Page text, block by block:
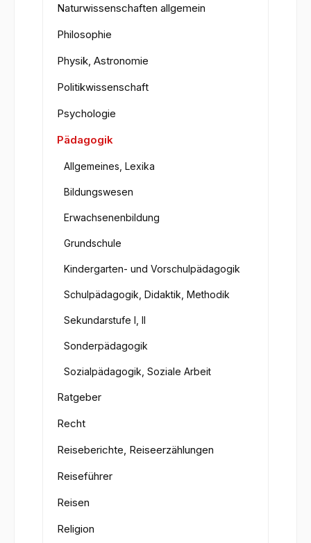
Naturwissenschaften allgemein
Philosophie
Physik, Astronomie
Politikwissenschaft
Psychologie
Pädagogik
Allgemeines, Lexika
Bildungswesen
Erwachsenenbildung
Grundschule
Kindergarten- und Vorschulpädagogik
Schulpädagogik, Didaktik, Methodik
Sekundarstufe I, II
Sonderpädagogik
Sozialpädagogik, Soziale Arbeit
Ratgeber
Recht
Reiseberichte, Reiseerzählungen
Reiseführer
Reisen
Religion